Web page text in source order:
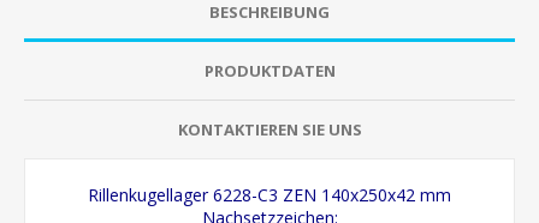
BESCHREIBUNG
PRODUKTDATEN
KONTAKTIEREN SIE UNS
Rillenkugellager 6228-C3 ZEN 140x250x42 mm
Nachsetzzeichen: